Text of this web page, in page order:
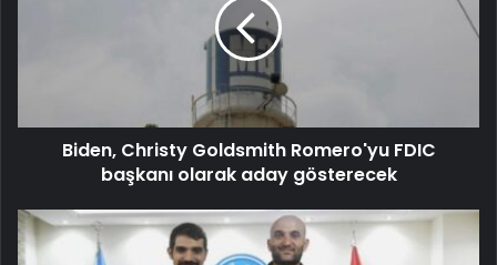
Biden, Christy Goldsmith Romero'yu FDIC
başkanı olarak aday gösterecek